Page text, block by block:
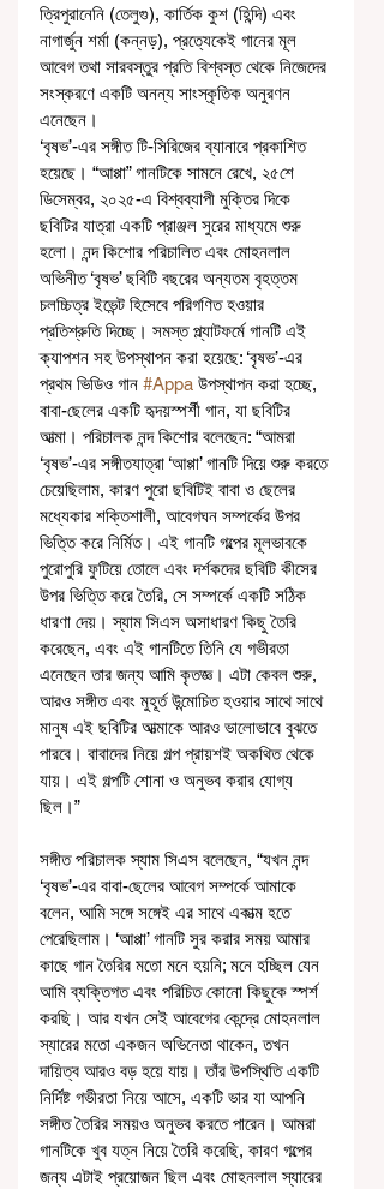
ত্রিপুরানেনি (তেলুগু), কার্তিক কুশ (হিন্দি) এবং
নাগার্জুন শর্মা (কন্নড়), প্রত্যেকেই গানের মূল
আবেগ তথা সারবস্তুর প্রতি বিশ্বস্ত থেকে নিজেদের
সংস্করণে একটি অনন্য সাংস্কৃতিক অনুরণন
এনেছেন।
‘বৃষভ’-এর সঙ্গীত টি-সিরিজের ব্যানারে প্রকাশিত
হয়েছে। “আপ্পা” গানটিকে সামনে রেখে, ২৫শে
ডিসেম্বর, ২০২৫-এ বিশ্বব্যাপী মুক্তির দিকে
ছবিটির যাত্রা একটি প্রাঞ্জল সুরের মাধ্যমে শুরু
হলো। নন্দ কিশোর পরিচালিত এবং মোহনলাল
অভিনীত ‘বৃষভ’ ছবিটি বছরের অন্যতম বৃহত্তম
চলচ্চিত্র ইভেন্ট হিসেবে পরিগণিত হওয়ার
প্রতিশ্রুতি দিচ্ছে। সমস্ত প্ল্যাটফর্মে গানটি এই
ক্যাপশন সহ উপস্থাপন করা হয়েছে: ‘বৃষভ’-এর
প্রথম ভিডিও গান #Appa উপস্থাপন করা হচ্ছে,
বাবা-ছেলের একটি হৃদয়স্পর্শী গান, যা ছবিটির
আত্মা। পরিচালক নন্দ কিশোর বলেছেন: “আমরা
‘বৃষভ’-এর সঙ্গীতযাত্রা ‘আপ্পা’ গানটি দিয়ে শুরু করতে
চেয়েছিলাম, কারণ পুরো ছবিটিই বাবা ও ছেলের
মধ্যেকার শক্তিশালী, আবেগঘন সম্পর্কের উপর
ভিত্তি করে নির্মিত। এই গানটি গল্পের মূলভাবকে
পুরোপুরি ফুটিয়ে তোলে এবং দর্শকদের ছবিটি কীসের
উপর ভিত্তি করে তৈরি, সে সম্পর্কে একটি সঠিক
ধারণা দেয়। স্যাম সিএস অসাধারণ কিছু তৈরি
করেছেন, এবং এই গানটিতে তিনি যে গভীরতা
এনেছেন তার জন্য আমি কৃতজ্ঞ। এটা কেবল শুরু,
আরও সঙ্গীত এবং মুহূর্ত উন্মোচিত হওয়ার সাথে সাথে
মানুষ এই ছবিটির আত্মাকে আরও ভালোভাবে বুঝতে
পারবে। বাবাদের নিয়ে গল্প প্রায়শই অকথিত থেকে
যায়। এই গল্পটি শোনা ও অনুভব করার যোগ্য
ছিল।”
সঙ্গীত পরিচালক স্যাম সিএস বলেছেন, “যখন নন্দ
‘বৃষভ’-এর বাবা-ছেলের আবেগ সম্পর্কে আমাকে
বলেন, আমি সঙ্গে সঙ্গেই এর সাথে একাত্ম হতে
পেরেছিলাম। ‘আপ্পা’ গানটি সুর করার সময় আমার
কাছে গান তৈরির মতো মনে হয়নি; মনে হচ্ছিল যেন
আমি ব্যক্তিগত এবং পরিচিত কোনো কিছুকে স্পর্শ
করছি। আর যখন সেই আবেগের কেন্দ্রে মোহনলাল
স্যারের মতো একজন অভিনেতা থাকেন, তখন
দায়িত্ব আরও বড় হয়ে যায়। তাঁর উপস্থিতি একটি
নির্দিষ্ট গভীরতা নিয়ে আসে, একটি ভার যা আপনি
সঙ্গীত তৈরির সময়ও অনুভব করতে পারেন। আমরা
গানটিকে খুব যত্ন নিয়ে তৈরি করেছি, কারণ গল্পের
জন্য এটাই প্রয়োজন ছিল এবং মোহনলাল স্যারের